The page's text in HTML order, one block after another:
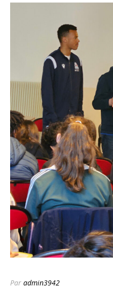
Par admin3942